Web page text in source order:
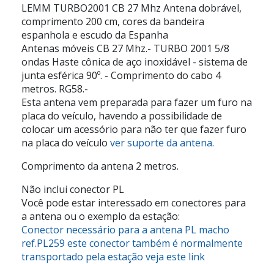
LEMM TURBO2001 CB 27 Mhz Antena dobrável,
comprimento 200 cm, cores da bandeira
espanhola e escudo da Espanha
Antenas móveis CB 27 Mhz.- TURBO 2001 5/8
ondas Haste cônica de aço inoxidável - sistema de
junta esférica 90º. - Comprimento do cabo 4
metros. RG58.-
Esta antena vem preparada para fazer um furo na
placa do veículo, havendo a possibilidade de
colocar um acessório para não ter que fazer furo
na placa do veículo ver suporte da antena.
Comprimento da antena 2 metros.
Não inclui conector PL
Você pode estar interessado em conectores para
a antena ou o exemplo da estação:
Conector necessário para a antena PL macho
ref.PL259 este conector também é normalmente
transportado pela estação veja este link